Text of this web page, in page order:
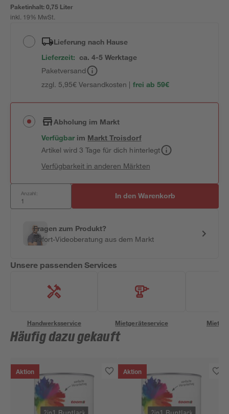
Paketinhalt:0,75 Liter
inkl. 19% MwSt.
Lieferung nach Hause
Lieferzeit: ca. 4-5 Werktage
Paketversand
zzgl. 5,95€ Versandkosten | frei ab 59€
Abholung im Markt
Verfügbar im MarktTroisdorf
Artikel wird 3 Tage für dich hinterlegt
Verfügbarkeit in anderen Märkten
Anzahl: In den Warenkorb
Fragen zum Produkt?
Sofort-Videoberatung aus dem Markt
Unsere passenden Services
Handwerksservice Mietgeräteservice
Häufig dazu gekauft
Aktion Aktion